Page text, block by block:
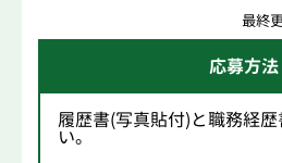
最終
応募方法
履歴書(写真貼付)と職務経
い。